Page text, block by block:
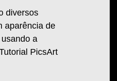
diversos
aparência de
a
PicsArt